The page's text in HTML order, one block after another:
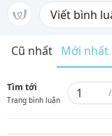
Cũ nhất Mới nhất
Tìm tới
Trang bình luận
/